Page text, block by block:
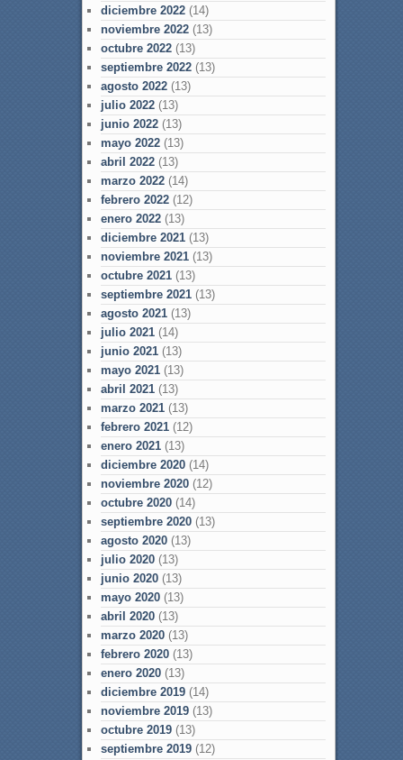
diciembre 2022(14)
noviembre 2022(13)
octubre 2022(13)
septiembre 2022(13)
agosto 2022(13)
julio 2022(13)
junio 2022(13)
mayo 2022(13)
abril 2022(13)
marzo 2022(14)
febrero 2022(12)
enero 2022(13)
diciembre 2021(13)
noviembre 2021(13)
octubre 2021(13)
septiembre 2021(13)
agosto 2021(13)
julio 2021(14)
junio 2021(13)
mayo 2021(13)
abril 2021(13)
marzo 2021(13)
febrero 2021(12)
enero 2021(13)
diciembre 2020(14)
noviembre 2020(12)
octubre 2020(14)
septiembre 2020(13)
agosto 2020(13)
julio 2020(13)
junio 2020(13)
mayo 2020(13)
abril 2020(13)
marzo 2020(13)
febrero 2020(13)
enero 2020(13)
diciembre 2019(14)
noviembre 2019(13)
octubre 2019(13)
septiembre 2019(12)